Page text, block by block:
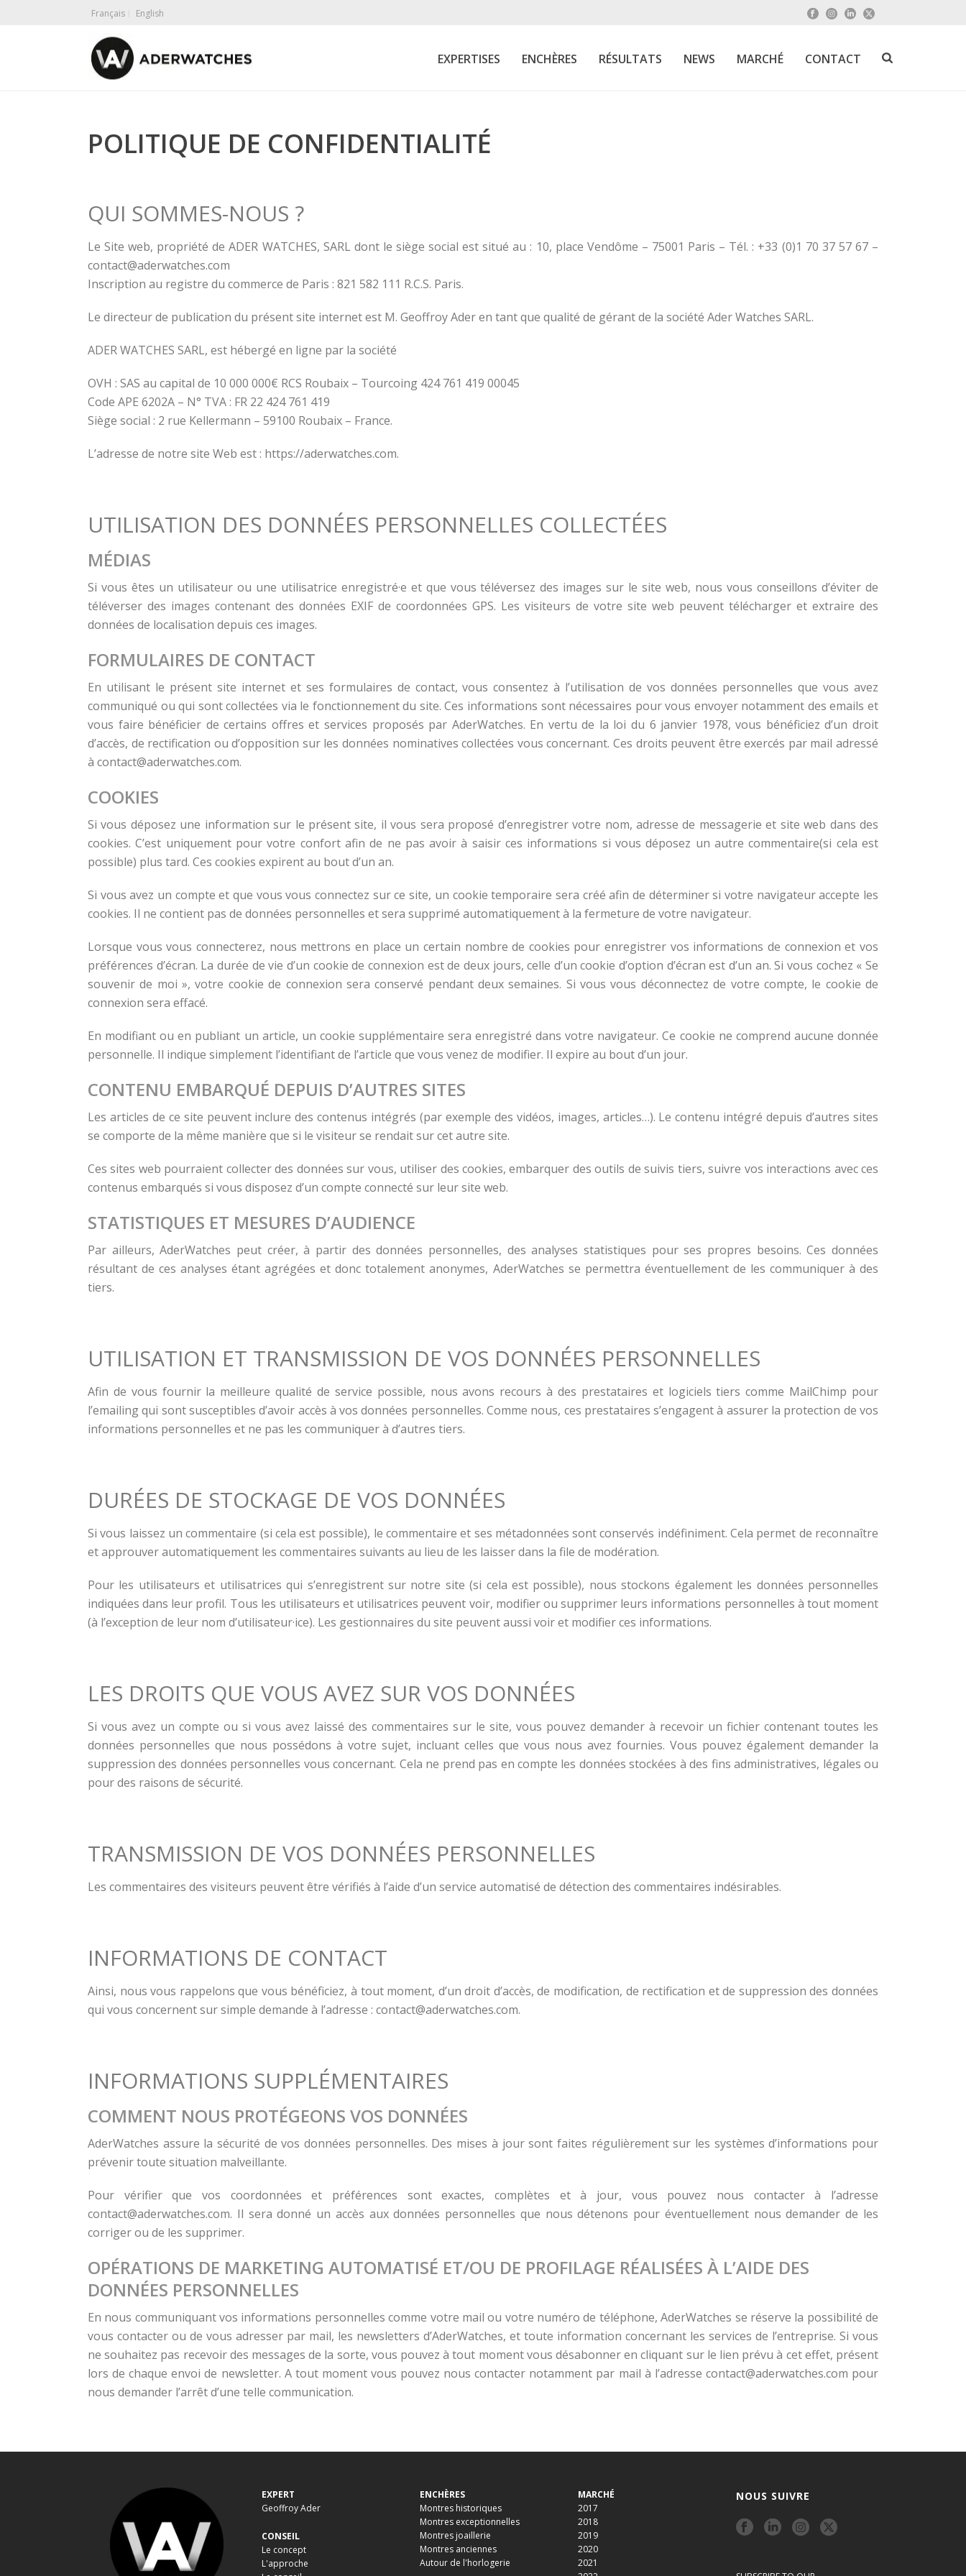
Français English
EXPERTISES ENCHÈRES RÉSULTATS NEWS MARCHÉ CONTACT
POLITIQUE DE CONFIDENTIALITÉ
QUI SOMMES-NOUS ?
Le Site web, propriété de ADER WATCHES, SARL dont le siège social est situé au : 10, place Vendôme – 75001 Paris – Tél. : +33 (0)1 70 37 57 67 –
contact@aderwatches.com
Inscription au registre du commerce de Paris : 821 582 111 R.C.S. Paris.
Le directeur de publication du présent site internet est M. Geoffroy Ader en tant que qualité de gérant de la société Ader Watches SARL.
ADER WATCHES SARL, est hébergé en ligne par la société
OVH : SAS au capital de 10 000 000€ RCS Roubaix – Tourcoing 424 761 419 00045
Code APE 6202A – N° TVA : FR 22 424 761 419
Siège social : 2 rue Kellermann – 59100 Roubaix – France.
L’adresse de notre site Web est : https://aderwatches.com.
UTILISATION DES DONNÉES PERSONNELLES COLLECTÉES
MÉDIAS
Si vous êtes un utilisateur ou une utilisatrice enregistré·e et que vous téléversez des images sur le site web, nous vous conseillons d’éviter de
téléverser des images contenant des données EXIF de coordonnées GPS. Les visiteurs de votre site web peuvent télécharger et extraire des
données de localisation depuis ces images.
FORMULAIRES DE CONTACT
En utilisant le présent site internet et ses formulaires de contact, vous consentez à l’utilisation de vos données personnelles que vous avez
communiqué ou qui sont collectées via le fonctionnement du site. Ces informations sont nécessaires pour vous envoyer notamment des emails et
vous faire bénéficier de certains offres et services proposés par AderWatches. En vertu de la loi du 6 janvier 1978, vous bénéficiez d’un droit
d’accès, de rectification ou d’opposition sur les données nominatives collectées vous concernant. Ces droits peuvent être exercés par mail adressé
à contact@aderwatches.com.
COOKIES
Si vous déposez une information sur le présent site, il vous sera proposé d’enregistrer votre nom, adresse de messagerie et site web dans des
cookies. C’est uniquement pour votre confort afin de ne pas avoir à saisir ces informations si vous déposez un autre commentaire(si cela est
possible) plus tard. Ces cookies expirent au bout d’un an.
Si vous avez un compte et que vous vous connectez sur ce site, un cookie temporaire sera créé afin de déterminer si votre navigateur accepte les
cookies. Il ne contient pas de données personnelles et sera supprimé automatiquement à la fermeture de votre navigateur.
Lorsque vous vous connecterez, nous mettrons en place un certain nombre de cookies pour enregistrer vos informations de connexion et vos
préférences d’écran. La durée de vie d’un cookie de connexion est de deux jours, celle d’un cookie d’option d’écran est d’un an. Si vous cochez « Se
souvenir de moi », votre cookie de connexion sera conservé pendant deux semaines. Si vous vous déconnectez de votre compte, le cookie de
connexion sera effacé.
En modifiant ou en publiant un article, un cookie supplémentaire sera enregistré dans votre navigateur. Ce cookie ne comprend aucune donnée
personnelle. Il indique simplement l’identifiant de l’article que vous venez de modifier. Il expire au bout d’un jour.
CONTENU EMBARQUÉ DEPUIS D’AUTRES SITES
Les articles de ce site peuvent inclure des contenus intégrés (par exemple des vidéos, images, articles…). Le contenu intégré depuis d’autres sites
se comporte de la même manière que si le visiteur se rendait sur cet autre site.
Ces sites web pourraient collecter des données sur vous, utiliser des cookies, embarquer des outils de suivis tiers, suivre vos interactions avec ces
contenus embarqués si vous disposez d’un compte connecté sur leur site web.
STATISTIQUES ET MESURES D’AUDIENCE
Par ailleurs, AderWatches peut créer, à partir des données personnelles, des analyses statistiques pour ses propres besoins. Ces données
résultant de ces analyses étant agrégées et donc totalement anonymes, AderWatches se permettra éventuellement de les communiquer à des
tiers.
UTILISATION ET TRANSMISSION DE VOS DONNÉES PERSONNELLES
Afin de vous fournir la meilleure qualité de service possible, nous avons recours à des prestataires et logiciels tiers comme MailChimp pour
l’emailing qui sont susceptibles d’avoir accès à vos données personnelles. Comme nous, ces prestataires s’engagent à assurer la protection de vos
informations personnelles et ne pas les communiquer à d’autres tiers.
DURÉES DE STOCKAGE DE VOS DONNÉES
Si vous laissez un commentaire (si cela est possible), le commentaire et ses métadonnées sont conservés indéfiniment. Cela permet de reconnaître
et approuver automatiquement les commentaires suivants au lieu de les laisser dans la file de modération.
Pour les utilisateurs et utilisatrices qui s’enregistrent sur notre site (si cela est possible), nous stockons également les données personnelles
indiquées dans leur profil. Tous les utilisateurs et utilisatrices peuvent voir, modifier ou supprimer leurs informations personnelles à tout moment
(à l’exception de leur nom d’utilisateur·ice). Les gestionnaires du site peuvent aussi voir et modifier ces informations.
LES DROITS QUE VOUS AVEZ SUR VOS DONNÉES
Si vous avez un compte ou si vous avez laissé des commentaires sur le site, vous pouvez demander à recevoir un fichier contenant toutes les
données personnelles que nous possédons à votre sujet, incluant celles que vous nous avez fournies. Vous pouvez également demander la
suppression des données personnelles vous concernant. Cela ne prend pas en compte les données stockées à des fins administratives, légales ou
pour des raisons de sécurité.
TRANSMISSION DE VOS DONNÉES PERSONNELLES
Les commentaires des visiteurs peuvent être vérifiés à l’aide d’un service automatisé de détection des commentaires indésirables.
INFORMATIONS DE CONTACT
Ainsi, nous vous rappelons que vous bénéficiez, à tout moment, d’un droit d’accès, de modification, de rectification et de suppression des données
qui vous concernent sur simple demande à l’adresse : contact@aderwatches.com.
INFORMATIONS SUPPLÉMENTAIRES
COMMENT NOUS PROTÉGEONS VOS DONNÉES
AderWatches assure la sécurité de vos données personnelles. Des mises à jour sont faites régulièrement sur les systèmes d’informations pour
prévenir toute situation malveillante.
Pour vérifier que vos coordonnées et préférences sont exactes, complètes et à jour, vous pouvez nous contacter à l’adresse
contact@aderwatches.com. Il sera donné un accès aux données personnelles que nous détenons pour éventuellement nous demander de les
corriger ou de les supprimer.
OPÉRATIONS DE MARKETING AUTOMATISÉ ET/OU DE PROFILAGE RÉALISÉES À L’AIDE DES
DONNÉES PERSONNELLES
En nous communiquant vos informations personnelles comme votre mail ou votre numéro de téléphone, AderWatches se réserve la possibilité de
vous contacter ou de vous adresser par mail, les newsletters d’AderWatches, et toute information concernant les services de l’entreprise. Si vous
ne souhaitez pas recevoir des messages de la sorte, vous pouvez à tout moment vous désabonner en cliquant sur le lien prévu à cet effet, présent
lors de chaque envoi de newsletter. A tout moment vous pouvez nous contacter notamment par mail à l’adresse contact@aderwatches.com pour
nous demander l’arrêt d’une telle communication.
EXPERT
Geoffroy Ader
CONSEIL
Le concept
L'approche
ENCHÈRES
Montres historiques
Montres exceptionnelles
Montres joaillerie
Montres anciennes
Autour de l'horlogerie
MARCHÉ
2017
2018
2019
2020
2021
NOUS SUIVRE